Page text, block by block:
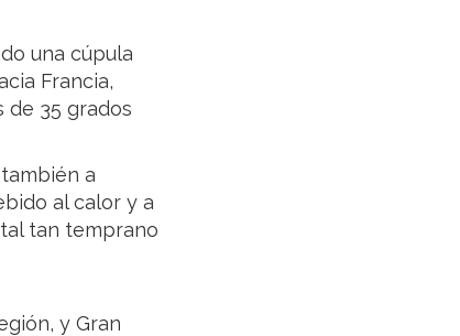
una cúpula
Francia,
de 35 grados
a
al calor y a
tan temprano
y Gran